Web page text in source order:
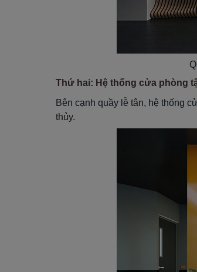
Thứ hai: Hệ thống cửa phòng
Bên cạnh quầy lễ tân, hệ thống
thủy.